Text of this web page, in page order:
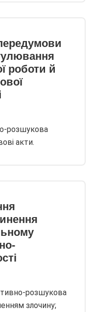
роботи й
розшукова
акти.
розшукова
злочину;